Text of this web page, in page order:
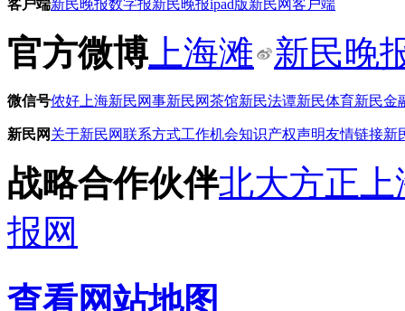
客户端新民晚报数字报新民晚报ipad版新民网客户端
官方微博 上海滩 新民晚
微信号侬好上海新民网事新民网茶馆新民法谭新民体育新民金
新民网关于新民网联系方式工作机会知识产权声明友情链接新
战略合作伙伴北大方正
报网
查看网站地图